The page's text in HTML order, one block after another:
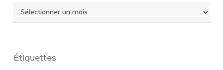
Archives
Étiquettes